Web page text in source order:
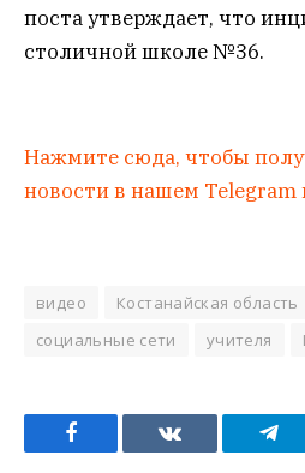
поста утверждает, что
столичной школе №36.
Нажмите сюда, чтобы
новости в нашем Telegram
видео Костанайская область
социальные сети
учителя
Facebook VKontakte